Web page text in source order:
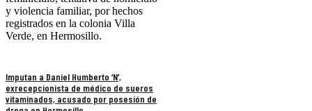
y violencia familiar, por hechos
registrados en la colonia Villa
Verde, en Hermosillo.
Imputan a Daniel Humberto ‘N’,
exrecepcionista de médico de sueros
vitaminados, acusado por posesión de